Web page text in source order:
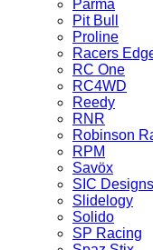
Parma
Pit Bull
Proline
Racers
RC One
RC4WD
Reedy
RNR
Robinson
RPM
Savöx
SIC Designs
Slidelogy
Solido
SP Racing